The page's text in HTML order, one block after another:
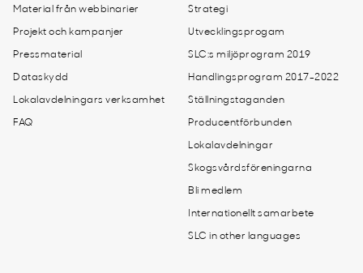
Material från webbinarier
Projekt och kampanjer
Pressmaterial
Dataskydd
Lokalavdelningars verksamhet
FAQ
Strategi
Utvecklingsprogam
SLC:s miljöprogram 2019
Handlingsprogram 2017-2022
Ställningstaganden
Producentförbunden
Lokalavdelningar
Skogsvårdsföreningarna
Bli medlem
Internationellt samarbete
SLC in other languages